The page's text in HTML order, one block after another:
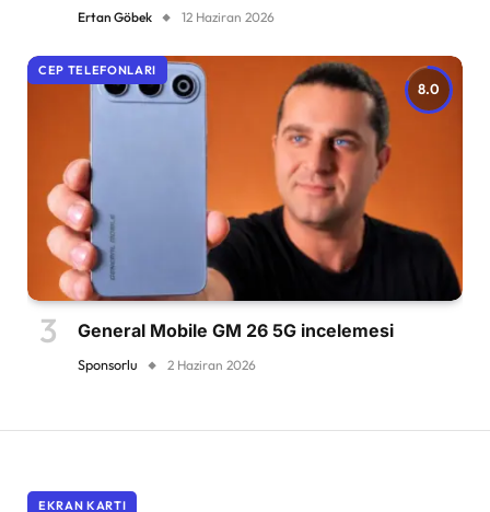
Ertan Göbek 12 Haziran 2026
8.0
CEP TELEFONLARI
General Mobile GM 26 5G incelemesi
Sponsorlu 2 Haziran 2026
EKRAN KARTI